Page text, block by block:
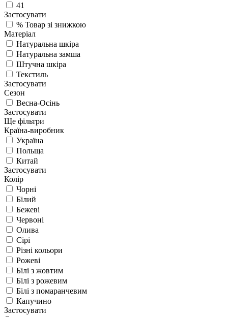
41
Застосувати
% Товар зі знижкою
Матеріал
Натуральна шкіра
Натуральна замша
Штучна шкіра
Текстиль
Застосувати
Сезон
Весна-Осінь
Застосувати
Ще фільтри
Країна-виробник
Україна
Польща
Китай
Застосувати
Колір
Чорні
Білий
Бежеві
Червоні
Олива
Сірі
Різні кольори
Рожеві
Білі з жовтим
Білі з рожевим
Білі з помаранчевим
Капучино
Застосувати